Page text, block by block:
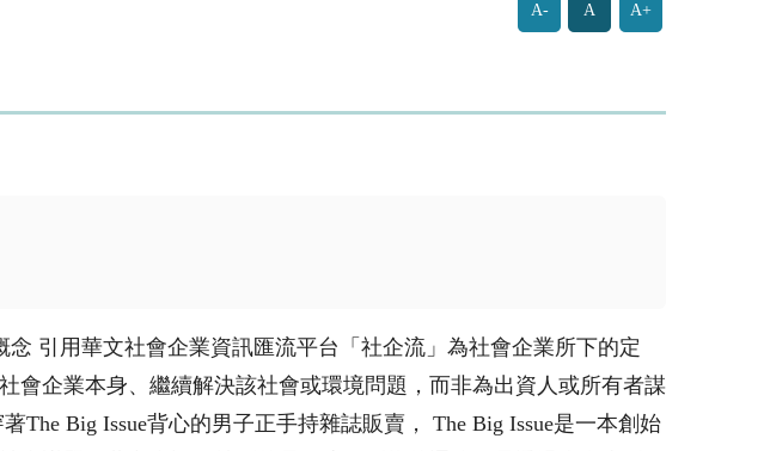
A- A A+
引用華文社會企業資訊匯流平台「社企流」為社會企業所下的定
會企業本身、繼續解決該社會或環境問題，而非為出資人或所有者謀
Big Issue背心的男子正手持雜誌販賣， The Big Issue是一本創始